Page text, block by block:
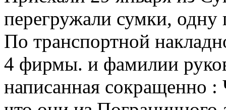
перегружали сумки, одну
По транспортной
4 фирмы. и фамилии
написанная сокращенно